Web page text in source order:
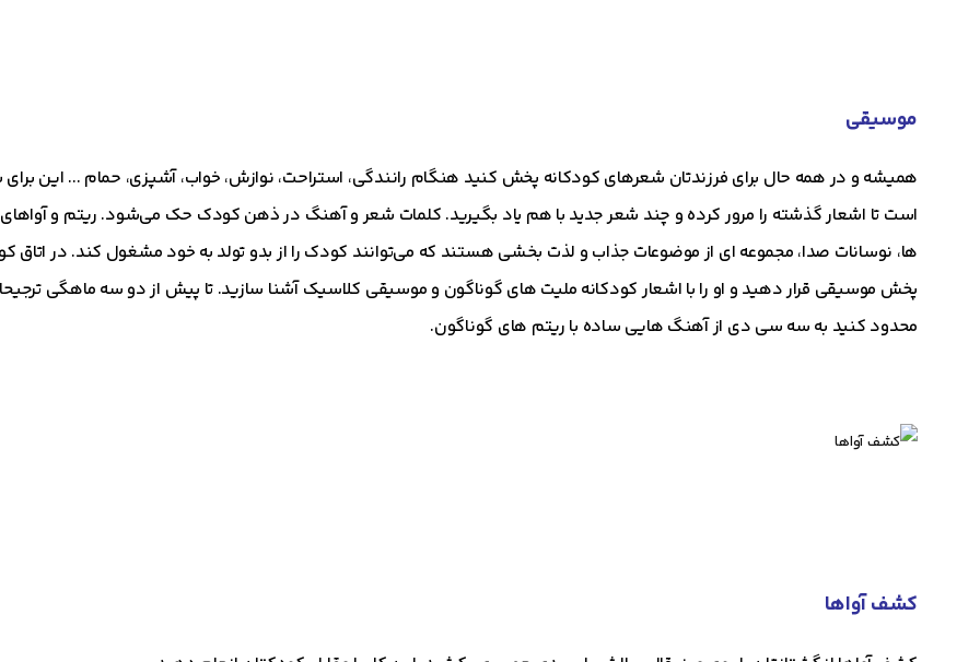
موسیقی
همیشه و در همه حال برای فرزندتان شعرهای کودکانه پخش کنید هنگام رانندگی، استراحت، نوازش، خواب، آشپزی، حمام ... این
است تا اشعار گذشته را مرور کرده و چند شعر جدید با هم یاد بگیرید. کلمات شعر و آهنگ در ذهن کودک حک می‌شود. ریتم و آواهای
ها، نوسانات صدا، مجموعه ای از موضوعات جذاب و لذت بخشی هستند که می‌توانند کودک را از بدو تولد به خود مشغول کند. در اتاق
پخش موسیقی قرار دهید و او را با اشعار کودکانه ملیت های گوناگون و موسیقی کلاسیک آشنا سازید. تا پیش از دو سه ماهگی ترجیحا
محدود کنید به سه سی دی از آهنگ هایی ساده با ریتم های گوناگون.
کشف آواها